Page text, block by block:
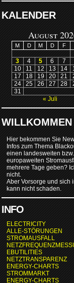
KALENDER
August
M D M D F
3
4 5 6 7
10
11 12 13 14
17
18 19 20 21
24
25 26 27 28
31
« Juli
WILLKOMMEN
Hier bekommen Sie
Infos zum Thema
einen landesweiten bzw.
europaweiten
mehrere Tage geben?
nicht.
Aber Vorsorge und sich
kann nicht schaden.
INFO
ELECTRICITY
ALLE-STÖRUNGEN
STROMAUSFALL
EBUTILITIES
NETZTRANSPARENZ
ENERGY-CHARTS
STROMMARKT
ENERGY-CHARTS